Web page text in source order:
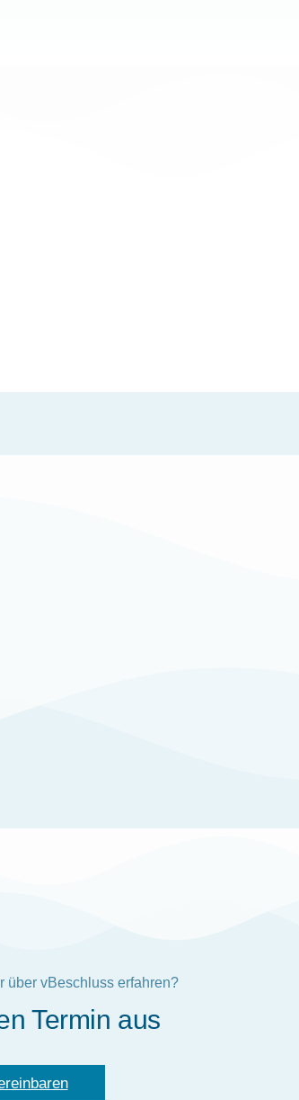
über vBeschluss erfahren?
Termin aus